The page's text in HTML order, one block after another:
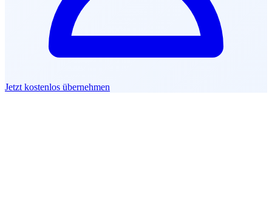
Jetzt kostenlos übernehmen